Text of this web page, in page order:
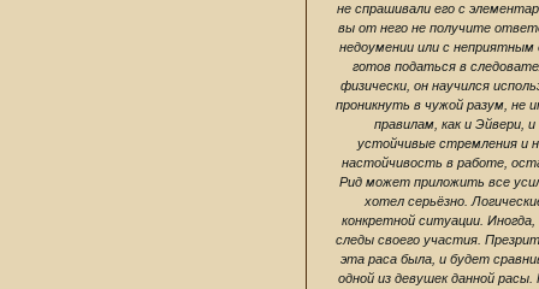
не спрашивали его с
вы от него не получите
недоумении или с
готов податься в
физически, он научился
проникнуть в чужой разум, не
правилам, как и
устойчивые стремления и
настойчивость в работе,
Рид может приложить все
хотел серьёзно.
конкретной ситуации.
следы своего участия.
эта раса была, и будет
одной из девушек данной